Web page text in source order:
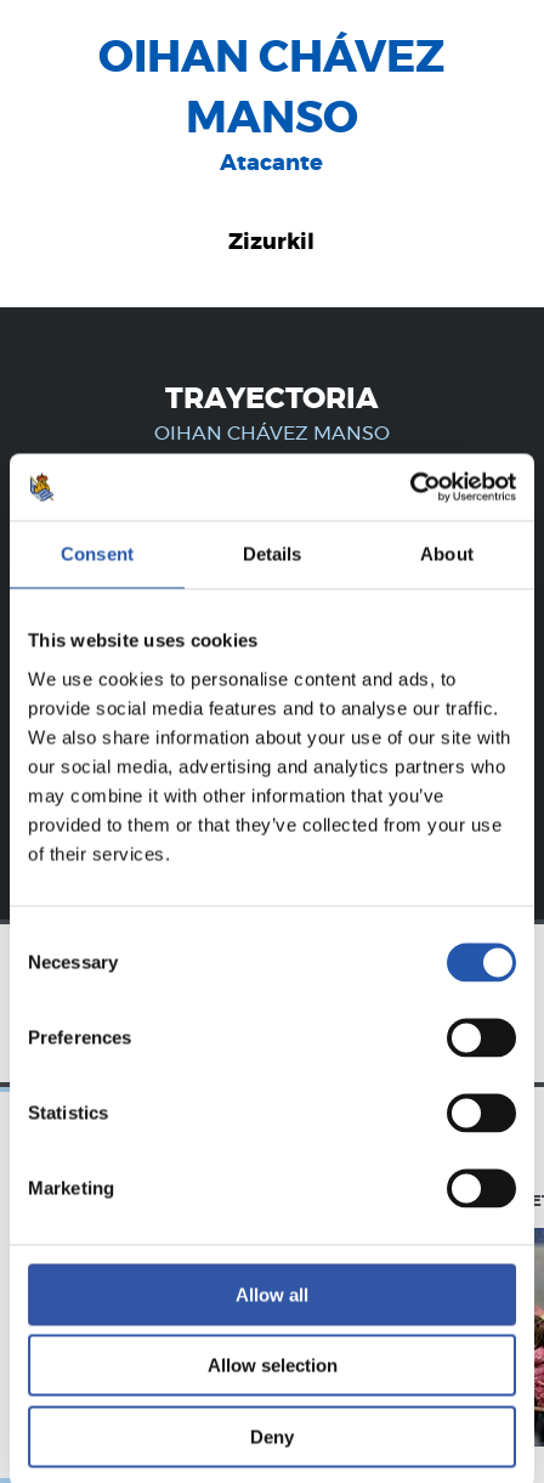
Consent Details About
This website uses cookies
We use cookies to personalise content and ads, to
provide social media features and to analyse our traffic.
We also share information about your use of our site with
our social media, advertising and analytics partners who
may combine it with other information that you’ve
provided to them or that they’ve collected from your use
of their services.
Selection
Necessary
Preferences
Statistics
Marketing
Allow all
Allow selection
Deny
OIHAN CHÁVEZ
MANSO
Atacante
Zizurkil
TRAYECTORIA
OIHAN CHÁVEZ MANSO
¡SOLO PARA USUARIOS
REGISTRADOS!
Este contenido es solo para los usuarios registrados en
nuestra web.
Loginy disfruta de
contenido exclusivo para ti.
28/12/2024
苏维塔（